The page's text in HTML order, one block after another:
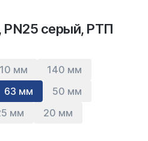
PN25 серый, РТП
мм
140 мм
63 мм
50 мм
мм 20 мм